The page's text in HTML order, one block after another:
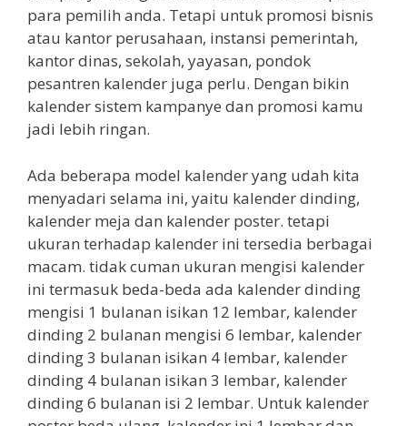
para pemilih anda. Tetapi untuk promosi bisnis
atau kantor perusahaan, instansi pemerintah,
kantor dinas, sekolah, yayasan, pondok
pesantren kalender juga perlu. Dengan bikin
kalender sistem kampanye dan promosi kamu
jadi lebih ringan.
Ada beberapa model kalender yang udah kita
menyadari selama ini, yaitu kalender dinding,
kalender meja dan kalender poster. tetapi
ukuran terhadap kalender ini tersedia berbagai
macam. tidak cuman ukuran mengisi kalender
ini termasuk beda-beda ada kalender dinding
mengisi 1 bulanan isikan 12 lembar, kalender
dinding 2 bulanan mengisi 6 lembar, kalender
dinding 3 bulanan isikan 4 lembar, kalender
dinding 4 bulanan isikan 3 lembar, kalender
dinding 6 bulanan isi 2 lembar. Untuk kalender